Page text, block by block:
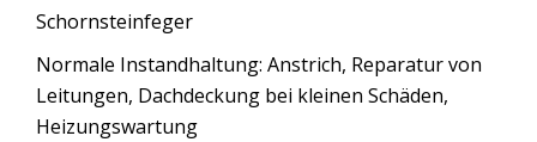
Schornsteinfeger
Normale Instandhaltung: Anstrich, Reparatur von
Leitungen, Dachdeckung bei kleinen Schäden,
Heizungswartung